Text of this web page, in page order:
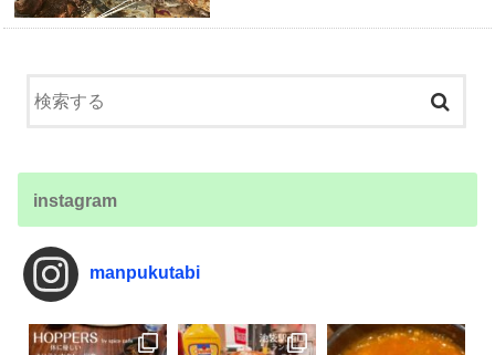
instagram
manpukutabi